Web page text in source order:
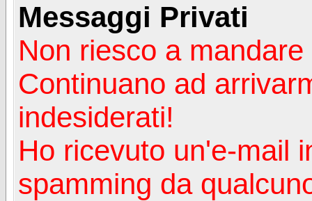
Messaggi Privati
Non riesco a
Continuano ad
indesiderati!
Ho ricevuto un'e-mail
spamming da